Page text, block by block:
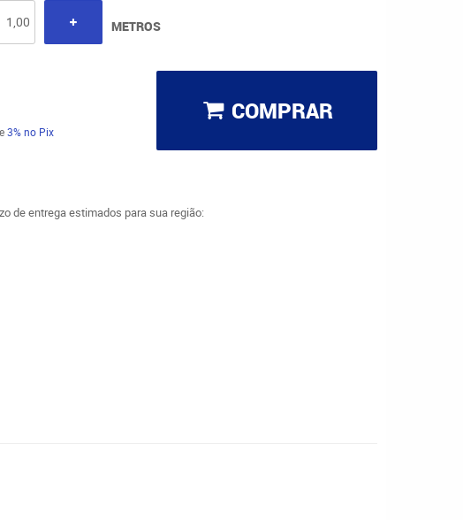
METROS
3% no Pix
COMPRAR
de entrega estimados para sua região: